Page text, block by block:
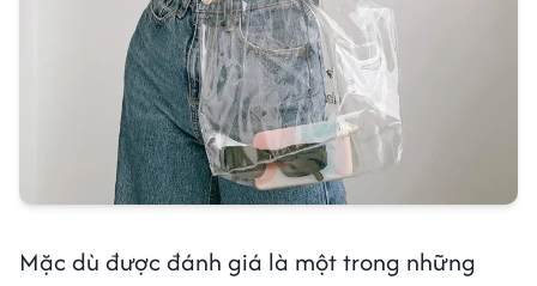
Mặc dù được đánh giá là một trong những